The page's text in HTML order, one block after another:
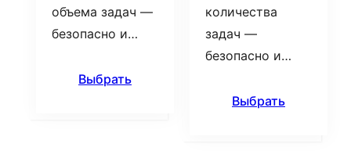
объема задач —
безопасно и…
Выбрать
количества
задач —
безопасно и…
Выбрать